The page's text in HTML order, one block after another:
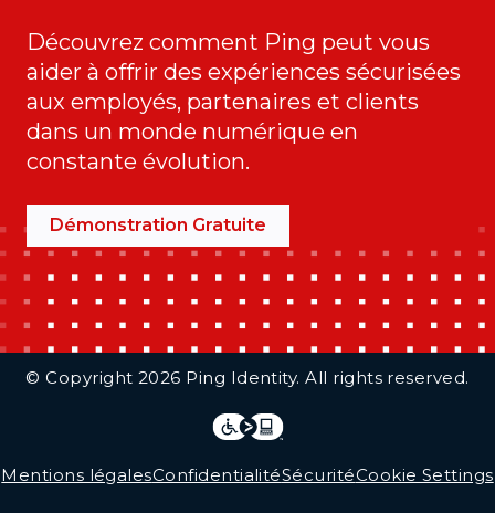
Découvrez comment Ping peut vous
aider à offrir des expériences sécurisées
aux employés, partenaires et clients
dans un monde numérique en
constante évolution.
Démonstration Gratuite
© Copyright 2026 Ping Identity. All rights reserved.
Mentions légalesConfidentialitéSécuritéCookie Settings